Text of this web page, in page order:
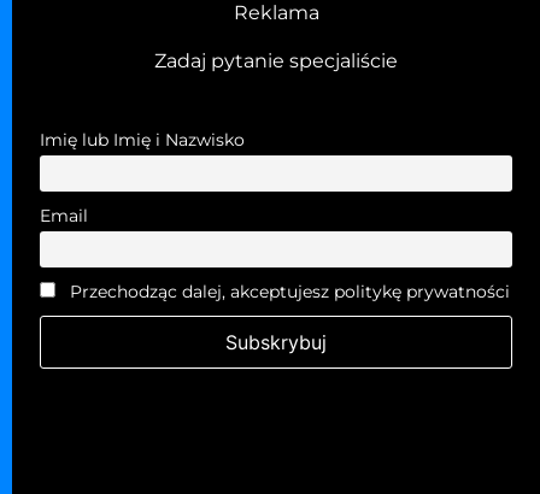
Reklama
Zadaj pytanie specjaliście
Imię lub Imię i Nazwisko
Email
Przechodząc dalej, akceptujesz politykę prywatności